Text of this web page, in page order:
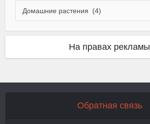
На правах рекламы
Обратная связь